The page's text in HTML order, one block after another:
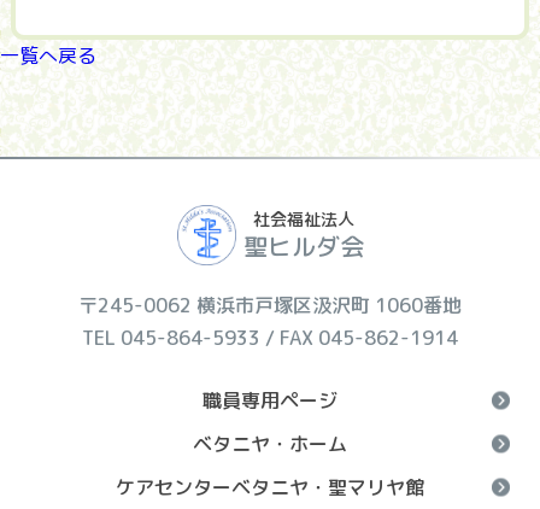
一覧へ戻る
社会福祉法人
聖ヒルダ会
〒245-0062 横浜市戸塚区汲沢町 1060番地
TEL 045-864-5933 / FAX 045-862-1914
職員専用ページ
ベタニヤ・ホーム
ケアセンターベタニヤ・聖マリヤ館